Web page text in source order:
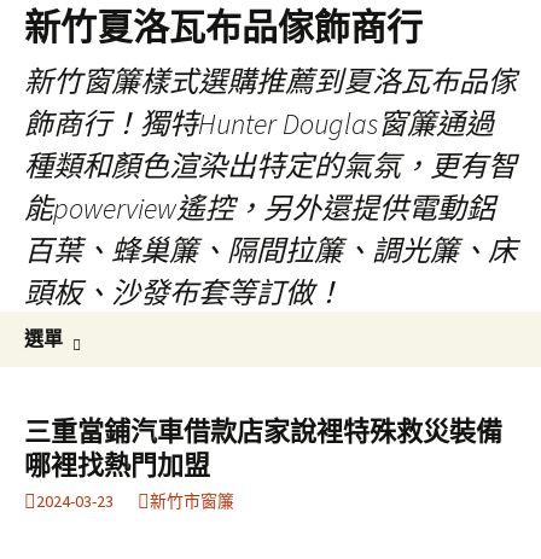
新竹夏洛瓦布品傢飾商行
新竹窗簾樣式選購推薦到夏洛瓦布品傢
飾商行！獨特Hunter Douglas窗簾通過
種類和顏色渲染出特定的氣氛，更有智
能powerview遙控，另外還提供電動鋁
百葉、蜂巢簾、隔間拉簾、調光簾、床
頭板、沙發布套等訂做！
選單
容
鍵
字:
三重當鋪汽車借款店家說裡特殊救災裝備
哪裡找熱門加盟
2024-03-23 新竹市窗簾